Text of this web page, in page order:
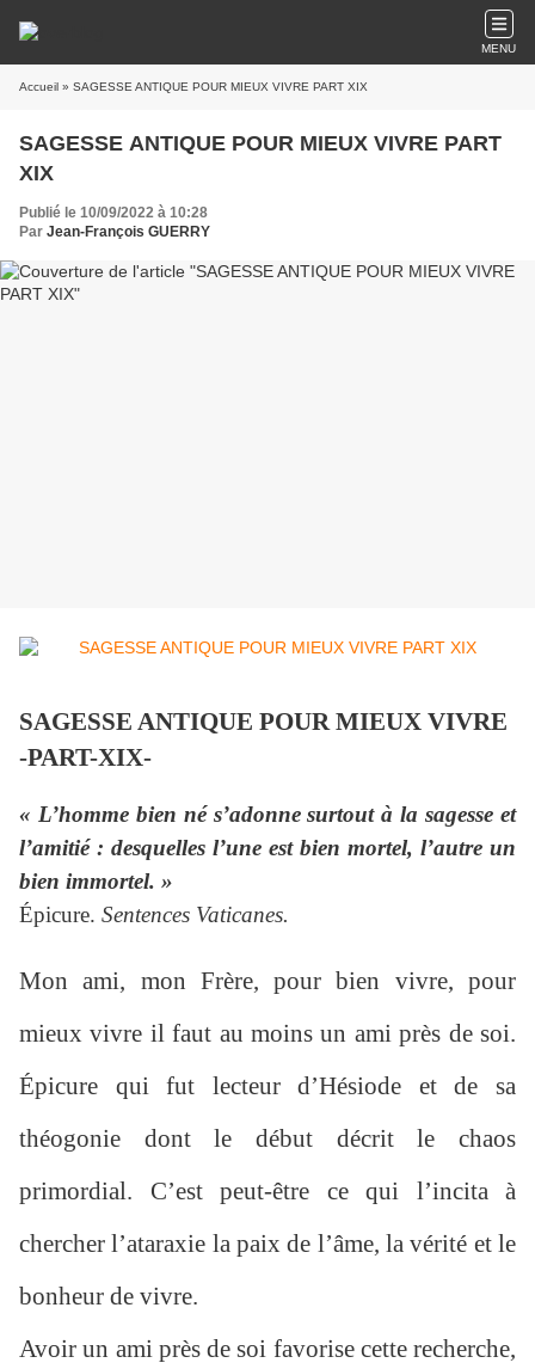
MENU
Accueil » SAGESSE ANTIQUE POUR MIEUX VIVRE PART XIX
SAGESSE ANTIQUE POUR MIEUX VIVRE PART
XIX
Publié le 10/09/2022 à 10:28
Par Jean-François GUERRY
SAGESSE ANTIQUE POUR MIEUX VIVRE
-PART-XIX-
« L’homme bien né s’adonne surtout à la sagesse et
l’amitié : desquelles l’une est bien mortel, l’autre un
bien immortel. »
Épicure. Sentences Vaticanes.
Mon ami, mon Frère, pour bien vivre, pour
mieux vivre il faut au moins un ami près de soi.
Épicure qui fut lecteur d’Hésiode et de sa
théogonie dont le début décrit le chaos
primordial. C’est peut-être ce qui l’incita à
chercher l’ataraxie la paix de l’âme, la vérité et le
bonheur de vivre.
Avoir un ami près de soi favorise cette recherche,
Le weblog de la Franc-Maçonnerie. Fondé en 2004.